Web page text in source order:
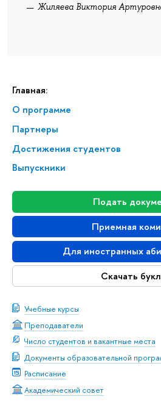
Главная:
О программе
Партнеры
Достижения студентов
Выпускники
Подать
Приемная
Для иностранных
Скачать
Учебные курсы
Преподаватели
Число студентов и вакантные места
Документы образовательной
Расписание
Академический совет
Жиляева Виктория